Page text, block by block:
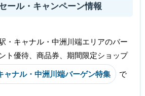
ール・キャンペーン情報
・キャナル・中洲川端エリアのバー
ト優待、商品券、期間限定ショップ
ャナル・中洲川端バーゲン特集 で